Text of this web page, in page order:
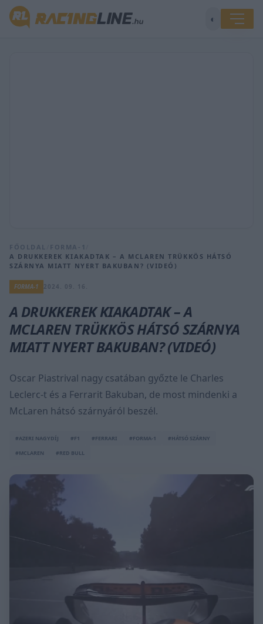
◐
FŐOLDAL FORMA-1
A DRUKKEREK KIAKADTAK – A MCLAREN TRÜKKÖS HÁTSÓ
SZÁRNYA MIATT NYERT BAKUBAN? (VIDEÓ)
FORMA-1
A DRUKKEREK KIAKADTAK – A
MCLAREN TRÜKKÖS HÁTSÓ SZÁRNYA
MIATT NYERT BAKUBAN? (VIDEÓ)
Oscar Piastrival nagy csatában győzte le Charles
Leclerc-t és a Ferrarit Bakuban, de most mindenki a
McLaren hátsó szárnyáról beszél.
#AZERI NAGYDÍJ #F1 #FERRARI #FORMA-1
#HÁTSÓ SZÁRNY
#MCLAREN
#RED BULL